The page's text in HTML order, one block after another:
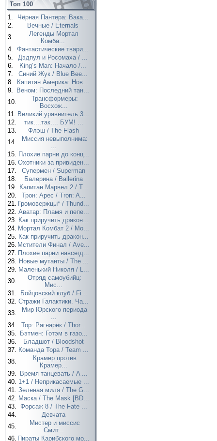
Топ 100
1.
Чёрная Пантера: Вака...
2.
Вечные / Eternals
3.
Легенды Мортал
Комба...
4. Фантастические твари...
5.
Дэдпул и Росомаха / ...
6.
King’s Man: Начало /...
7.
Синий Жук / Blue Bee...
8.
Капитан Америка: Нов...
9.
Веном: Последний тан...
10.
Трансформеры:
Восхож...
11. Великий уравнитель 3...
12.
тик....так.... БУМ! ...
13.
Флэш / The Flash
14.
Миссия невыполнима:
...
15. Плохие парни до конц...
16. Охотники за привиден...
17.
Супермен / Superman
18.
Балерина / Ballerina
19. Капитан Марвел 2 / T...
20.
Трон: Арес / Tron: A...
21. Громовержцы* / Thund...
22. Аватар: Пламя и пепе...
23. Как приручить дракон...
24. Мортал Комбат 2 / Mo...
25. Как приручить дракон...
26. Мстители Финал / Ave...
27. Плохие парни навсегд...
28. Новые мутанты / The ...
29. Маленький Николя / L...
30.
Отряд самоубийц:
Мис...
31.
Бойцовский клуб / Fi...
32. Стражи Галактики. Ча...
33.
Мир Юрского периода
...
34.
Тор: Рагнарёк / Thor...
35.
Бэтмен: Готэм в газо...
36.
Бладшот / Bloodshot
37. Команда Тора / Team ...
38.
Крамер против
Крамер...
39.
Время танцевать / A ...
40. 1+1 / Неприкасаемые ...
41. Зеленая миля / The G...
42. Маска / The Mask [BD...
43. Форсаж 8 / The Fate ...
44.
Девчата
45.
Мистер и миссис
Смит...
46. Пираты Карибского мо...